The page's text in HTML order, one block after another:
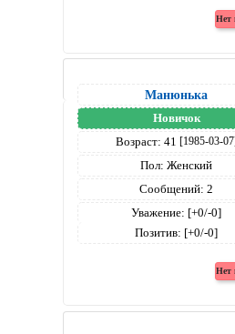
Манюнька
Новичок
Возраст: 41 [1985-03-07]
Пол: Женский
Сообщений: 2
Уважение: [+0/-0]
Позитив: [+0/-0]